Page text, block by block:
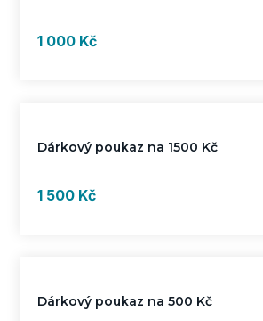
1 000 Kčs DPH
Dárkový poukaz na 1500 Kč
1 500 Kčs DPH
Dárkový poukaz na 500 Kč